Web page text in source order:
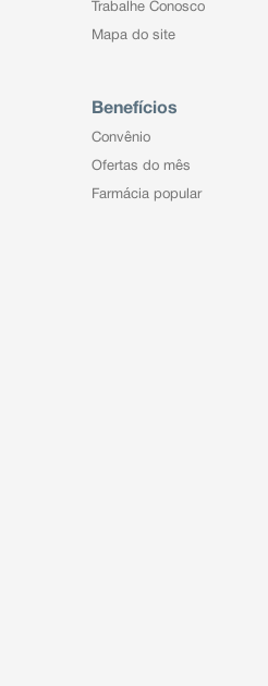
Trabalhe Conosco
Mapa do site
Benefícios
Convênio
Ofertas do mês
Farmácia popular